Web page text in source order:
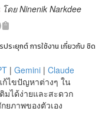
โดย Ninenik Narkdee
ระยุกต์ การใช้งาน เกี่ยวกับ ชิด
| Gemini| Claude
ไขปัญหาต่างๆ ใน
มได้ง่ายและสะดวก
ภาพของตัวเอง